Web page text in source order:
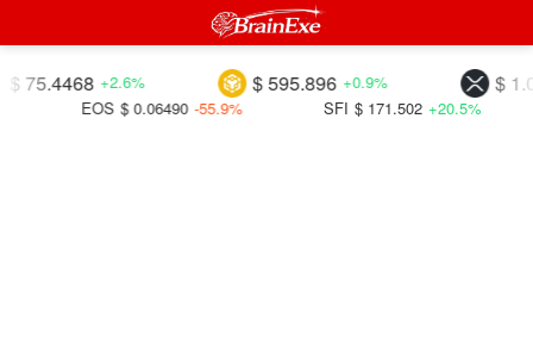
$ 1.03779
$ 595.896 +0.9%
+2.6%
$ 171.502 +20.5%
$ 0.06490 -55.9%